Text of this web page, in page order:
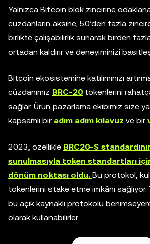
Yalnızca Bitcoin blok zincirine
cüzdanların aksine, 50’den fazla
birlikte çalışabilirlik sunarak birden
ortadan kaldırır ve deneyiminizi
Bitcoin ekosistemine katılımınızı
cüzdanımız BRC-20 tokenlerini
sağlar. Ürün pazarlama ekibimiz size
kapsamlı bir adım adım kılavuz ve bir
2023, özellikle BRC20-S
sunulmasıyla token standartları
dönüm noktası oldu. Bu protokol,
tokenlerini stake etme imkânı
bu açık kaynaklı protokolü
olarak kullanabilirler.